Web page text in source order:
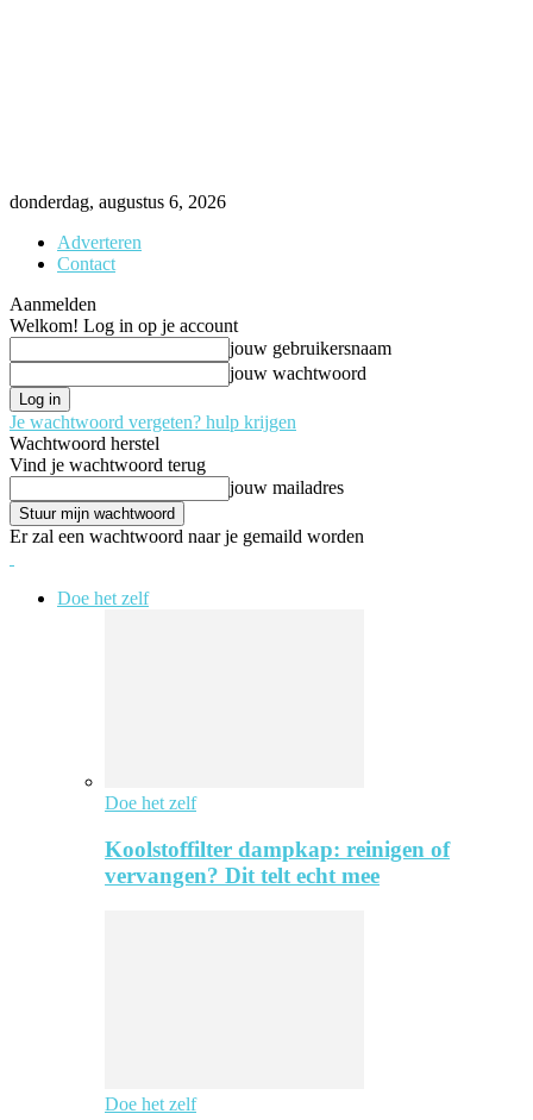
donderdag, augustus 6, 2026
Adverteren
Contact
Aanmelden
Welkom! Log in op je account
jouw gebruikersnaam
jouw wachtwoord
Je wachtwoord vergeten? hulp krijgen
Wachtwoord herstel
Vind je wachtwoord terug
jouw mailadres
Er zal een wachtwoord naar je gemaild worden
Doe het zelf
Doe het zelf
Koolstoffilter dampkap: reinigen of
vervangen? Dit telt echt mee
Doe het zelf